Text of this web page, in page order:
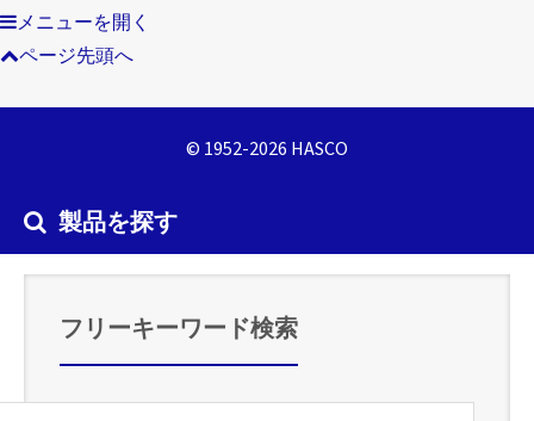
メニューを開く
ページ先頭へ
© 1952-2026 HASCO
製品を探す
フリーキーワード検索